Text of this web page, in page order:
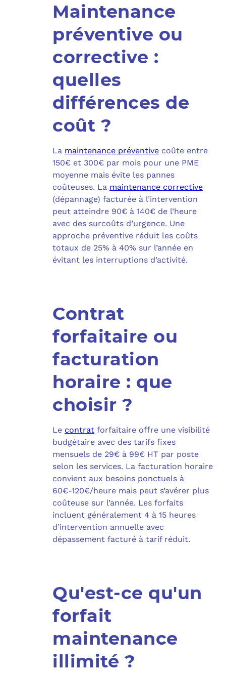
Maintenance
préventive ou
corrective :
quelles
différences de
coût ?
La maintenance préventive coûte entre
150€ et 300€ par mois pour une PME
moyenne mais évite les pannes
coûteuses. La maintenance corrective
(dépannage) facturée à l’intervention
peut atteindre 90€ à 140€ de l’heure
avec des surcoûts d’urgence. Une
approche préventive réduit les coûts
totaux de 25% à 40% sur l’année en
évitant les interruptions d’activité.
Contrat
forfaitaire ou
facturation
horaire : que
choisir ?
Le contrat forfaitaire offre une visibilité
budgétaire avec des tarifs fixes
mensuels de 29€ à 99€ HT par poste
selon les services. La facturation horaire
convient aux besoins ponctuels à
60€-120€/heure mais peut s’avérer plus
coûteuse sur l’année. Les forfaits
incluent généralement 4 à 15 heures
d’intervention annuelle avec
dépassement facturé à tarif réduit.
Qu'est-ce qu'un
forfait
maintenance
illimité ?